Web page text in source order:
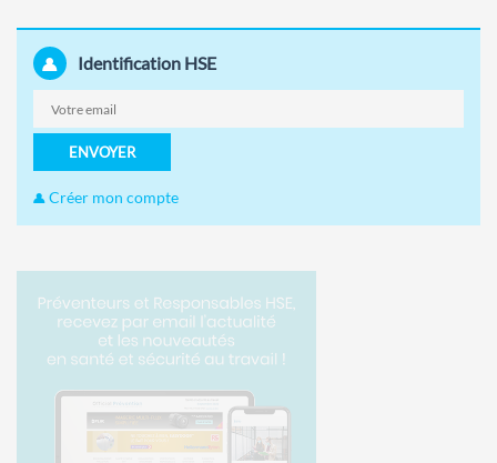
Identification HSE
ENVOYER
Créer mon compte